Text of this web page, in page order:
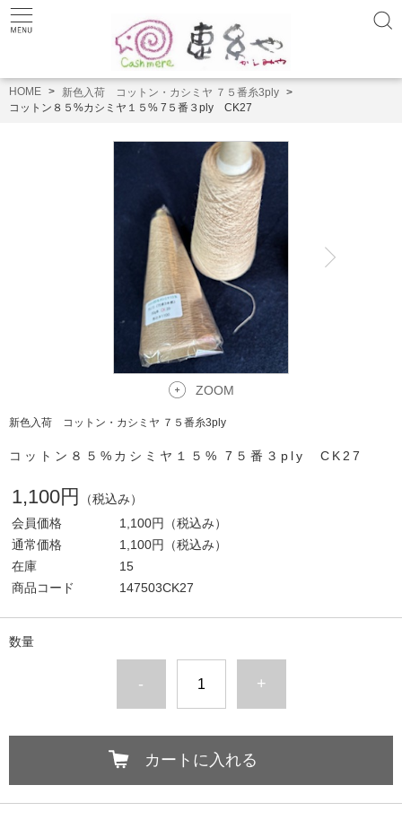
HOME
新色入荷 コットン・カシミヤ ７５番糸3ply
コットン８５%カシミヤ１５% 7５番３ply CK27
ZOOM
新色入荷 コットン・カシミヤ ７５番糸3ply
コットン８５%カシミヤ１５% 7５番３ply CK27
1,100円
（税込み）
会員価格
1,100円
（税込み）
通常価格
1,100円
（税込み）
在庫
15
商品コード
147503CK27
数量
- +
カートに入れる